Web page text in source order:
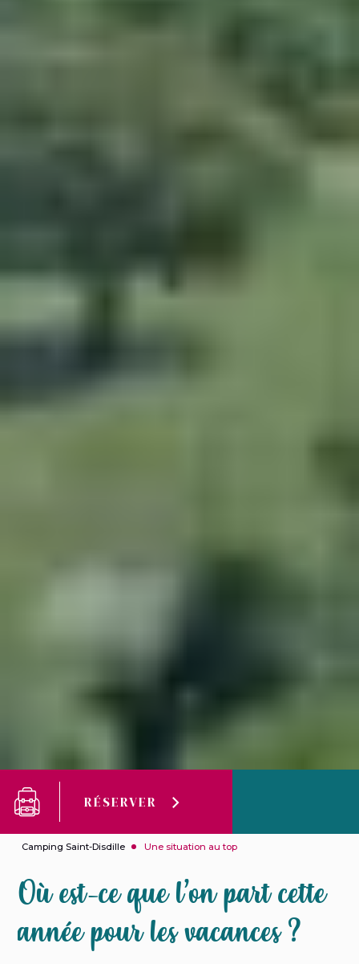
RÉSERVER
Camping Saint-Disdille Une situation au top
Où est-ce que l’on part cette
année pour les vacances ?